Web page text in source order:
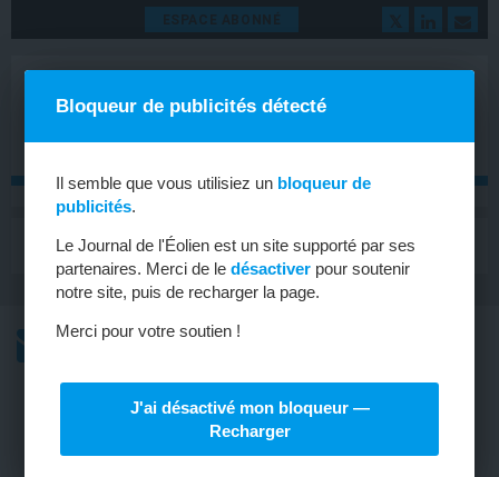
ESPACE ABONNÉ
MENU
L’ACTU
AILE VOLANTE
Cerf-volant vers l’Asie
Bloqueur de publicités détecté
Il semble que vous utilisiez un bloqueur de
publicités.
Le Journal de l'Éolien est un site supporté par ses
partenaires. Merci de ledésactiver pour soutenir
notre site, puis de recharger la page.
Merci pour votre soutien !
J'ai désactivé mon bloqueur —
Recharger